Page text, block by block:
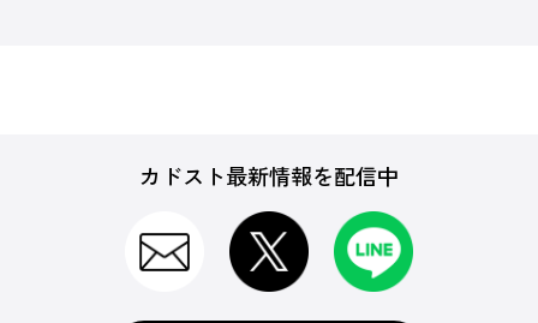
カドスト最新情報を配信中